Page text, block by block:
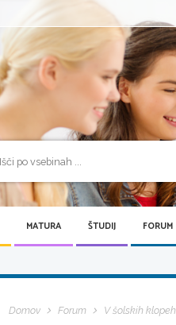
MATURA ŠTUDIJ FORUM
Domov Forum V šolskih klopeh